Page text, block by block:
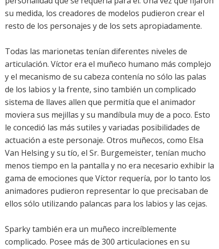
su medida, los creadores de modelos pudieron crear el
resto de los personajes y de los sets apropiadamente.
Todas las marionetas tenían diferentes niveles de
articulación. Víctor era el muñeco humano más complejo
y el mecanismo de su cabeza contenía no sólo las palas
de los labios y la frente, sino también un complicado
sistema de llaves allen que permitía que el animador
moviera sus mejillas y su mandíbula muy de a poco. Esto
le concedió las más sutiles y variadas posibilidades de
actuación a este personaje. Otros muñecos, como Elsa
Van Helsing y su tío, el Sr. Burgemeister, tenían mucho
menos tiempo en la pantalla y no era necesario exhibir la
gama de emociones que Víctor requería, por lo tanto los
animadores pudieron representar lo que precisaban de
ellos sólo utilizando palancas para los labios y las cejas.
Sparky también era un muñeco increíblemente
complicado. Posee más de 300 articulaciones en su